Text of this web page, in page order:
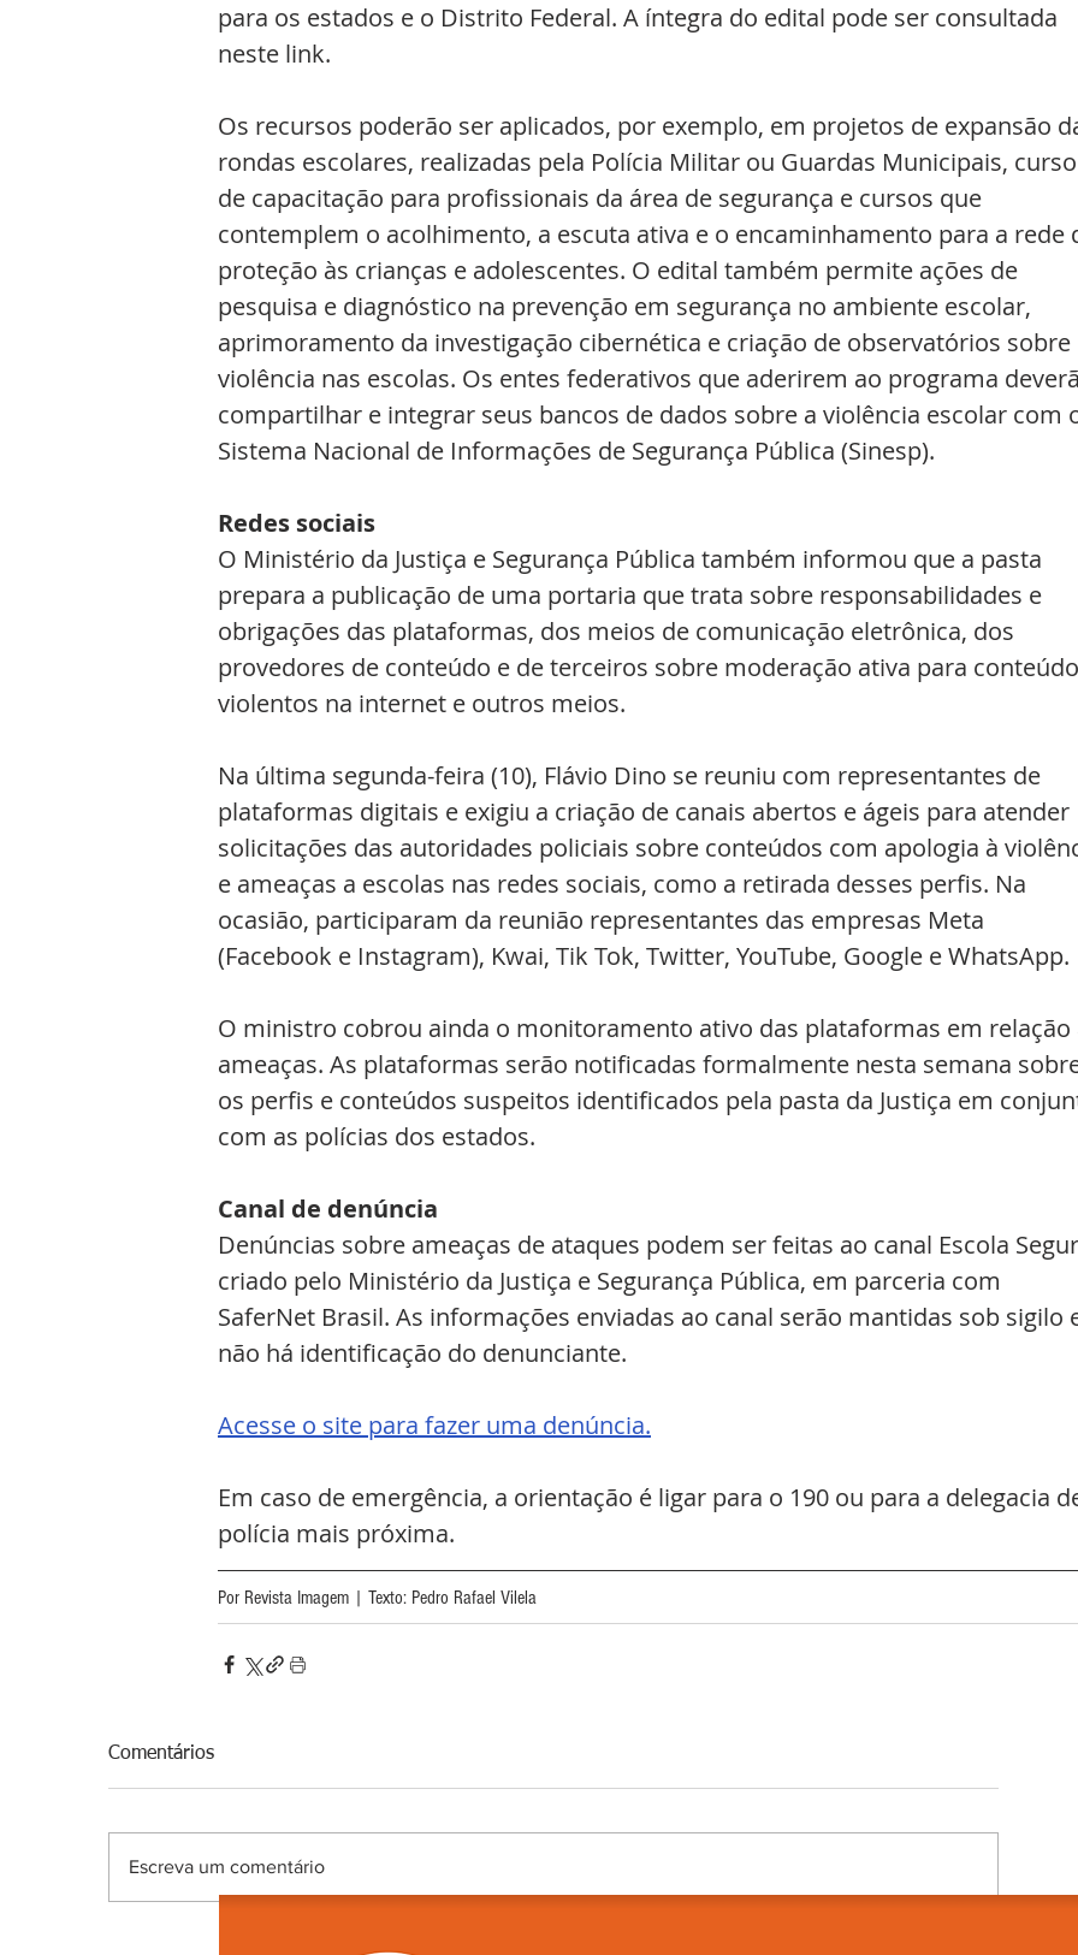
para os estados e o Distrito Federal. A íntegra do edital pode ser consultada
neste link.
Os recursos poderão ser aplicados, por exemplo, em projetos de expansão
rondas escolares, realizadas pela Polícia Militar ou Guardas Municipais,
de capacitação para profissionais da área de segurança e cursos que
contemplem o acolhimento, a escuta ativa e o encaminhamento para a rede
proteção às crianças e adolescentes. O edital também permite ações de
pesquisa e diagnóstico na prevenção em segurança no ambiente escolar,
aprimoramento da investigação cibernética e criação de observatórios sobre
violência nas escolas. Os entes federativos que aderirem ao programa
compartilhar e integrar seus bancos de dados sobre a violência escolar com
Sistema Nacional de Informações de Segurança Pública (Sinesp).
Redes sociais
O Ministério da Justiça e Segurança Pública também informou que a pasta
prepara a publicação de uma portaria que trata sobre responsabilidades e
obrigações das plataformas, dos meios de comunicação eletrônica, dos
provedores de conteúdo e de terceiros sobre moderação ativa para
violentos na internet e outros meios.
Na última segunda-feira (10), Flávio Dino se reuniu com representantes de
plataformas digitais e exigiu a criação de canais abertos e ágeis para atender
solicitações das autoridades policiais sobre conteúdos com apologia à
e ameaças a escolas nas redes sociais, como a retirada desses perfis. Na
ocasião, participaram da reunião representantes das empresas Meta
(Facebook e Instagram), Kwai, Tik Tok, Twitter, YouTube, Google e WhatsApp.
O ministro cobrou ainda o monitoramento ativo das plataformas em
ameaças. As plataformas serão notificadas formalmente nesta semana
os perfis e conteúdos suspeitos identificados pela pasta da Justiça em
com as polícias dos estados.
Canal de denúncia
Denúncias sobre ameaças de ataques podem ser feitas ao canal Escola
criado pelo Ministério da Justiça e Segurança Pública, em parceria com
SaferNet Brasil. As informações enviadas ao canal serão mantidas sob sigilo
não há identificação do denunciante.
Acesse o site para fazer uma denúncia.
Em caso de emergência, a orientação é ligar para o 190 ou para a delegacia
polícia mais próxima.
Por Revista Imagem | Texto: Pedro Rafael Vilela
Comentários
Escreva um comentário